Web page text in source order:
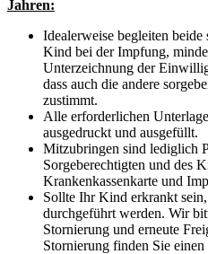
Jahren:
Idealerweise begleiten beide
Kind bei der Impfung,
Unterzeichnung der
dass auch die andere
zustimmt.
Alle erforderlichen
ausgedruckt und ausgefüllt.
Mitzubringen sind lediglich
Sorgeberechtigten und des
Krankenkassenkarte und
Sollte Ihr Kind erkrankt
durchgeführt werden. Wir
Stornierung und erneute
Stornierung finden Sie